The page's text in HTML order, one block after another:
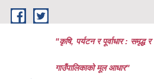
Skip to main content
"कृषि, पर्यटन र पूर्वाधार : समृद्ध
गाउँपालिकाको मूल आधार"